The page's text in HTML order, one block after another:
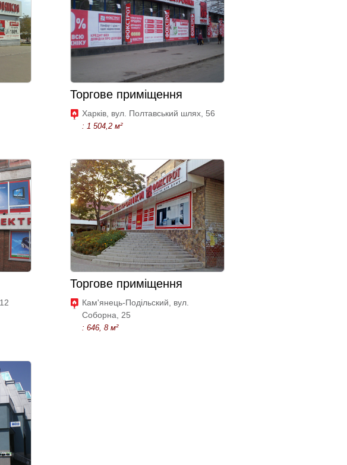
Торгове приміщення
Харків, вул. Полтавський шлях, 56
: 1 504,2 м²
Торгове приміщення
Кам'янець-Подільский, вул.
Соборна, 25
: 646, 8 м²